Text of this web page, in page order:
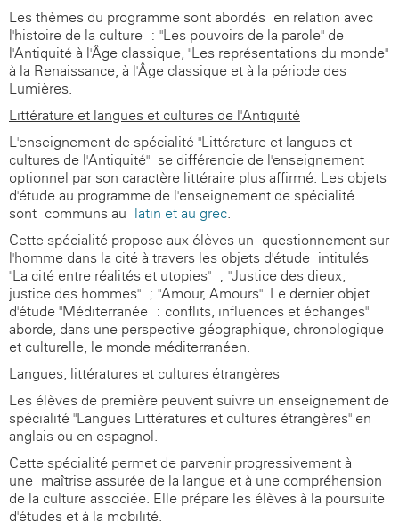
Les thèmes du programme sont abordés en relation avec
l'histoire de la culture : "Les pouvoirs de la parole" de
l'Antiquité à l'Âge classique, "Les représentations du monde"
à la Renaissance, à l'Âge classique et à la période des
Lumières.
Littérature et langues et cultures de l'Antiquité
L'enseignement de spécialité "Littérature et langues et
cultures de l'Antiquité" se différencie de l'enseignement
optionnel par son caractère littéraire plus affirmé. Les objets
d'étude au programme de l'enseignement de spécialité
sont communs au latin et au grec.
Cette spécialité propose aux élèves un questionnement sur
l'homme dans la cité à travers les objets d'étude intitulés
"La cité entre réalités et utopies" ; "Justice des dieux,
justice des hommes" ; "Amour, Amours". Le dernier objet
d'étude "Méditerranée : conflits, influences et échanges"
aborde, dans une perspective géographique, chronologique
et culturelle, le monde méditerranéen.
Langues, littératures et cultures étrangères
Les élèves de première peuvent suivre un enseignement de
spécialité "Langues Littératures et cultures étrangères" en
anglais ou en espagnol.
Cette spécialité permet de parvenir progressivement à
une maîtrise assurée de la langue et à une compréhension
de la culture associée. Elle prépare les élèves à la poursuite
d'études et à la mobilité.